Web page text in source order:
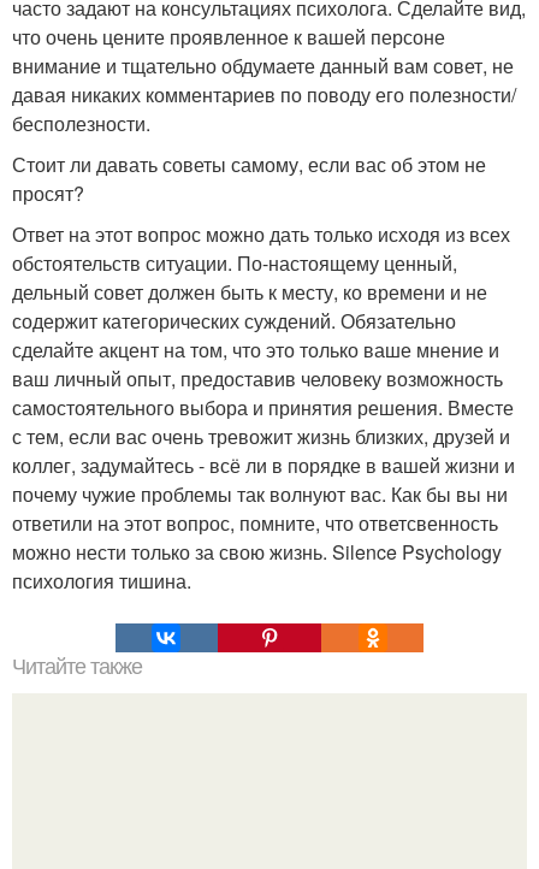
часто задают на консультациях психолога. Сделайте вид,
что очень цените проявленное к вашей персоне
внимание и тщательно обдумаете данный вам совет, не
давая никаких комментариев по поводу его полезности/
бесполезности.
Стоит ли давать советы самому, если вас об этом не
просят?
Ответ на этот вопрос можно дать только исходя из всех
обстоятельств ситуации. По-настоящему ценный,
дельный совет должен быть к месту, ко времени и не
содержит категорических суждений. Обязательно
сделайте акцент на том, что это только ваше мнение и
ваш личный опыт, предоставив человеку возможность
самостоятельного выбора и принятия решения. Вместе
с тем, если вас очень тревожит жизнь близких, друзей и
коллег, задумайтесь - всё ли в порядке в вашей жизни и
почему чужие проблемы так волнуют вас. Как бы вы ни
ответили на этот вопрос, помните, что ответсвенность
можно нести только за свою жизнь. Silence Psychology
психология тишина.
Читайте также